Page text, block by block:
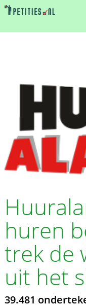
huren
trek de
uit het
39.481